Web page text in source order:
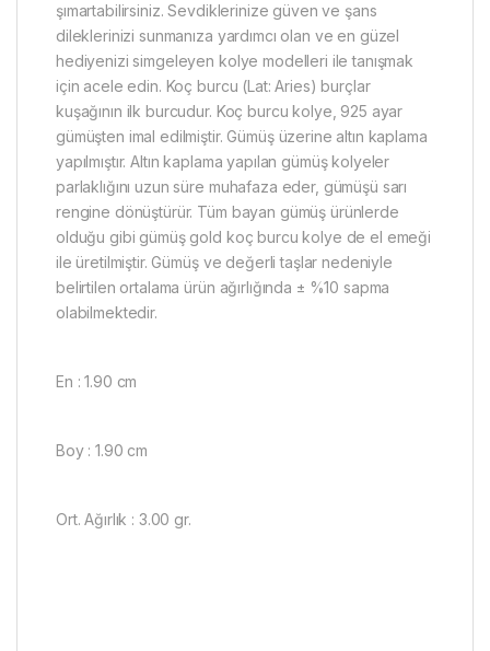
şımartabilirsiniz. Sevdiklerinize güven ve şans
dileklerinizi sunmanıza yardımcı olan ve en güzel
hediyenizi simgeleyen kolye modelleri ile tanışmak
için acele edin. Koç burcu (Lat: Aries) burçlar
kuşağının ilk burcudur. Koç burcu kolye, 925 ayar
gümüşten imal edilmiştir. Gümüş üzerine altın kaplama
yapılmıştır. Altın kaplama yapılan gümüş kolyeler
parlaklığını uzun süre muhafaza eder, gümüşü sarı
rengine dönüştürür. Tüm bayan gümüş ürünlerde
olduğu gibi gümüş gold koç burcu kolye de el emeği
ile üretilmiştir. Gümüş ve değerli taşlar nedeniyle
belirtilen ortalama ürün ağırlığında ± %10 sapma
olabilmektedir.
En : 1.90 cm
Boy : 1.90 cm
Ort. Ağırlık : 3.00 gr.